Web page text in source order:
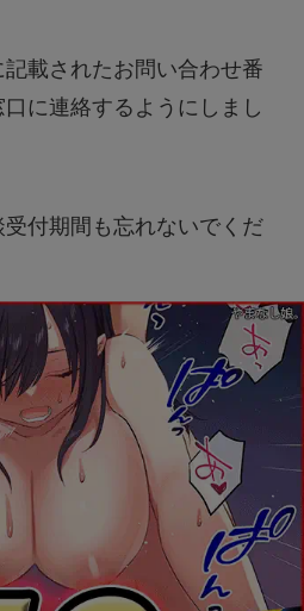
載されたお問い合わせ番
に連絡するようにしまし
付期間も忘れないでくだ